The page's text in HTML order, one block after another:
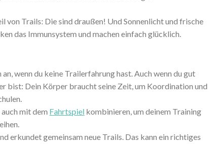
von Trails: Die sind draußen! Und Sonnenlicht und frische
das Immunsystem und machen einfach glücklich.
an, wenn du keine Trailerfahrung hast. Auch wenn du gut
bist: Dein Körper braucht seine Zeit, um Koordination und
mit dem Fahrtspiel kombinieren, um deinem Training
erkundet gemeinsam neue Trails. Das kann ein richtiges